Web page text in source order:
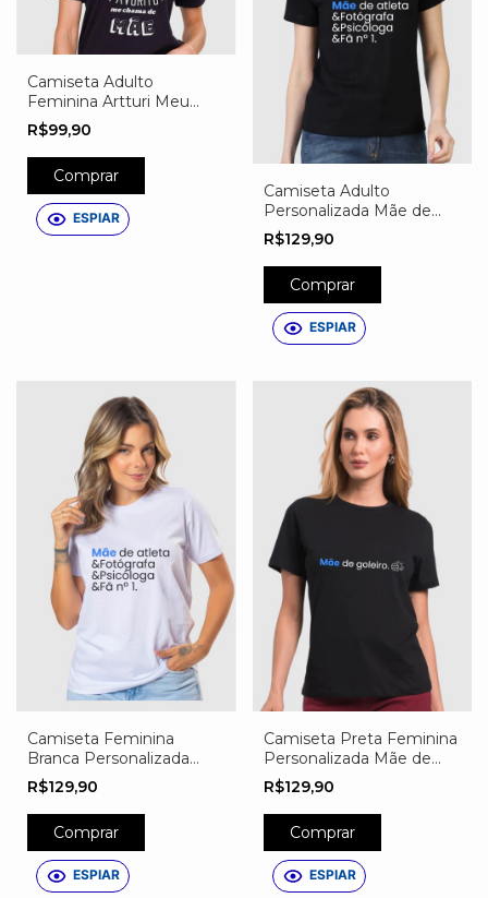
Camiseta Adulto
Feminina Artturi Meu
Jogador Favorito me
chama de Mãe
R$99,90
Comprar
ESPIAR
Camiseta Adulto
Personalizada Mãe de
Atleta
R$129,90
Comprar
ESPIAR
Camiseta Feminina
Branca Personalizada
Mãe de Atleta
R$129,90
Comprar
ESPIAR
Camiseta Preta Feminina
Personalizada Mãe de
Goleiro
R$129,90
Comprar
ESPIAR